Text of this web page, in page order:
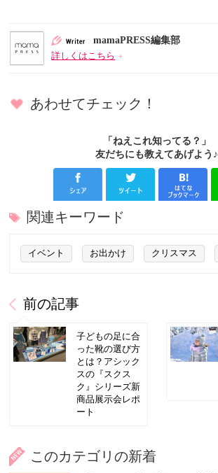
mamaPRESS編集部
詳しくはこちら
あわせてチェック！
「ねえこれ知ってる？」
友だちにも教えてあげよう♪
関連キーワード
イベント お出かけ クリスマス
前の記事
子どもの足に合
った靴の選び方
とは？アシック
スの『スクス
ク』シリーズ新
商品展示会レポ
ート
このカテゴリの新着